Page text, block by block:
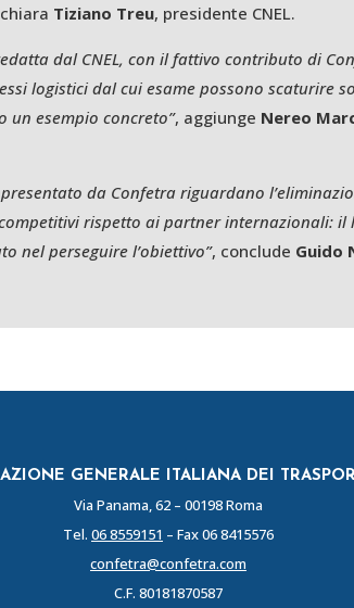
Tiziano Treu, presidente CNEL.
dal CNEL, con il fattivo contributo di
logistici dal cui esame possono scaturire
un esempio concreto”, aggiunge Nereo
da Confetra riguardano
rispetto ai partner internazionali: il
nel perseguire l’obiettivo”, conclude Guido
GENERALE ITALIANA DEI
Via Panama, 62 – 00198 Roma
Tel. 06 8559151 – Fax 06 8415576
confetra@confetra.com
C.F. 80181870587